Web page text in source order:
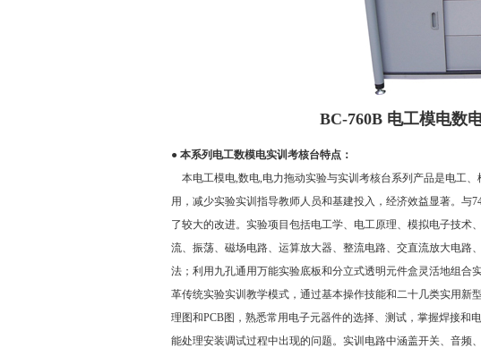
BC-760B 电工模电数
● 本系列 电工数模电实训考核台特点：
本电工模电,数电,电力拖动实验与实训考核台系列产品是电工
用，减少实验实训指导教师人员和基建投入，经济效益显著。与
了较大的改进。实验项目包括电工学、电工原理、模拟电子技
流、振荡、磁场电路、运算放大器、整流电路、交直流放大电
法；利用九孔通用万能实验底板和分立式透明元件盒灵活地组合
革传统实验实训教学模式，通过基本操作技能和二十几类实用
理图和PCB图，熟悉常用电子元器件的选择、测试，掌握焊接
能处理安装调试过程中出现的问题。实训电路中涵盖开关、音频